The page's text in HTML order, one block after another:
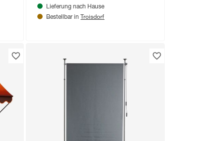
Lieferung nach Hause
Bestellbar in Troisdorf